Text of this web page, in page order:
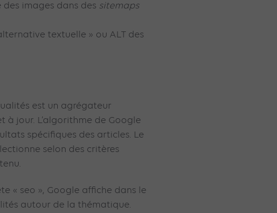
images dans des sitemaps
textuelle » ou ALT des
est un agrégateur
à jour. L’algorithme de Google
spécifiques des articles. Le
selon des critères
« seo », Google affiche dans le
autour de la thématique.